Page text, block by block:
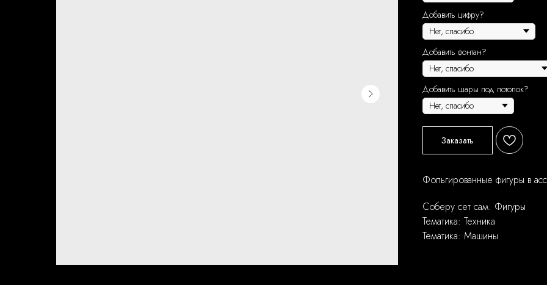
Добавить цифру?
Добавить фонтан?
Добавить шары под потолок?
Заказать
Фольгированные фигуры в
Соберу сет сам: Фигуры
Тематика: Техника
Тематика: Машины